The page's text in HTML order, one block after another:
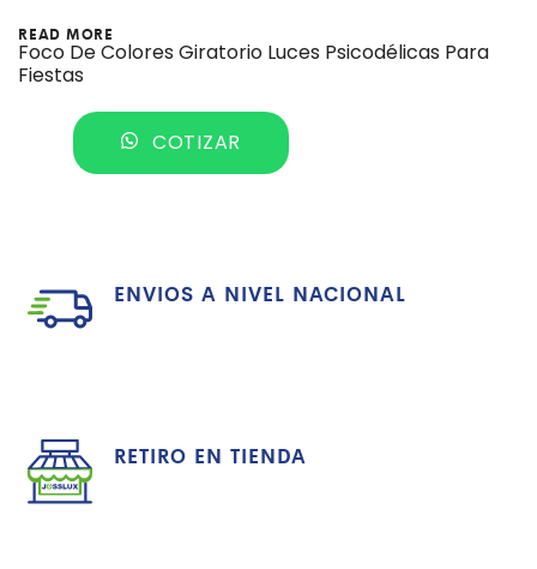
READ MORE
Foco De Colores Giratorio Luces Psicodélicas Para
Fiestas
COTIZAR
ENVIOS A NIVEL NACIONAL
RETIRO EN TIENDA